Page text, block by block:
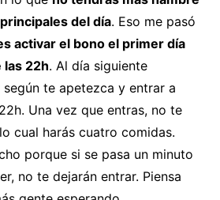
del día. Eso me pasó
activar el bono el primer día
las 22h. Al día siguiente
te apetezca y entrar a
Una vez que entras, no te
cual harás cuatro comidas.
porque si se pasa un minuto
no te dejarán entrar. Piensa